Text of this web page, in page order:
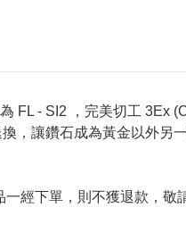
FL - SI2 ，完美切工 3Ex
，讓鑽石成為黃金以外另
經下單，則不獲退款，敬